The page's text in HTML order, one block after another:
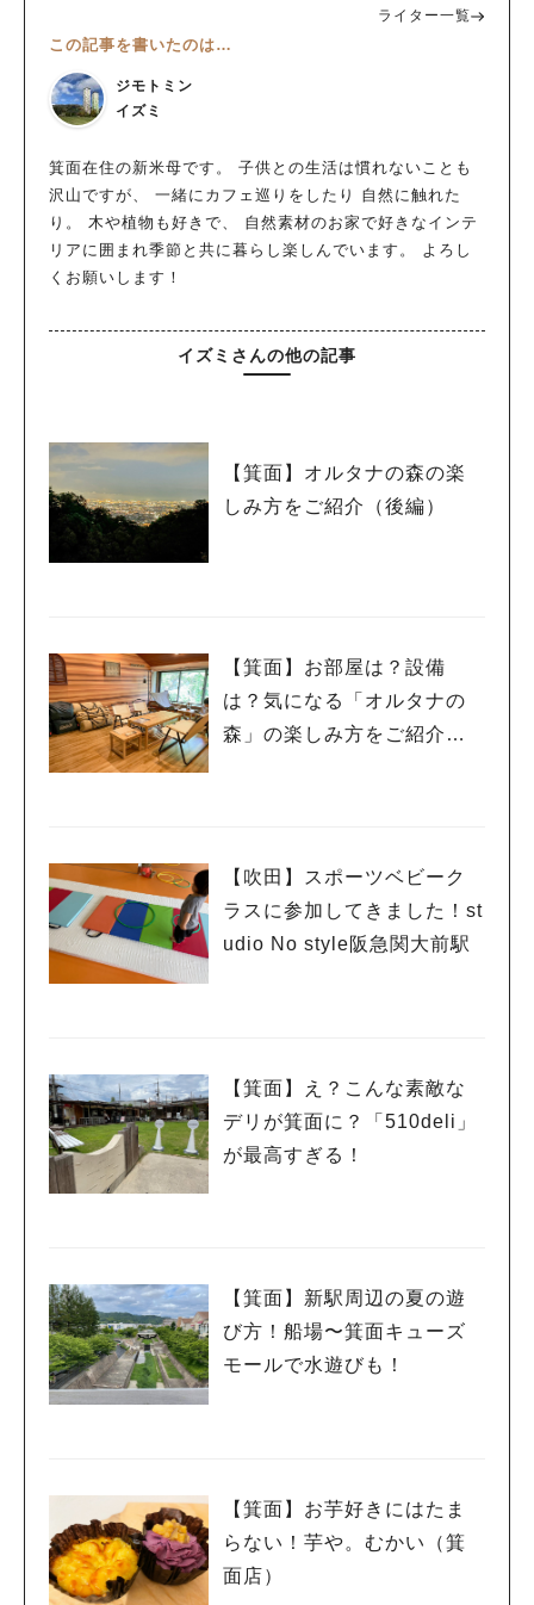
ライター一覧
この記事を書いたのは…
ジモトミン
イズミ
箕面在住の新米母です。 子供との生活は慣れないことも
沢山ですが、 一緒にカフェ巡りをしたり 自然に触れた
り。 木や植物も好きで、 自然素材のお家で好きなインテ
リアに囲まれ季節と共に暮らし楽しんでいます。 よろし
くお願いします！
イズミさんの他の記事
【箕面】オルタナの森の楽
しみ方をご紹介（後編）
【箕面】お部屋は？設備
は？気になる「オルタナの
森」の楽しみ方をご紹介
【吹田】スポーツベビーク
ラスに参加してきました！st
udio No style阪急関大前駅
【箕面】え？こんな素敵な
デリが箕面に？「510deli」
が最高すぎる！
【箕面】新駅周辺の夏の遊
び方！船場〜箕面キューズ
モールで水遊びも！
【箕面】お芋好きにはたま
らない！芋や。むかい（箕
面店）